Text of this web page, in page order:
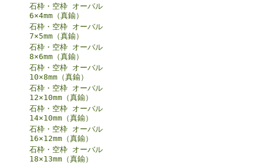
石枠・空枠 オーバル
6×4mm（真鍮）
石枠・空枠 オーバル
7×5mm（真鍮）
石枠・空枠 オーバル
8×6mm（真鍮）
石枠・空枠 オーバル
10×8mm（真鍮）
石枠・空枠 オーバル
12×10mm（真鍮）
石枠・空枠 オーバル
14×10mm（真鍮）
石枠・空枠 オーバル
16×12mm（真鍮）
石枠・空枠 オーバル
18×13mm（真鍮）